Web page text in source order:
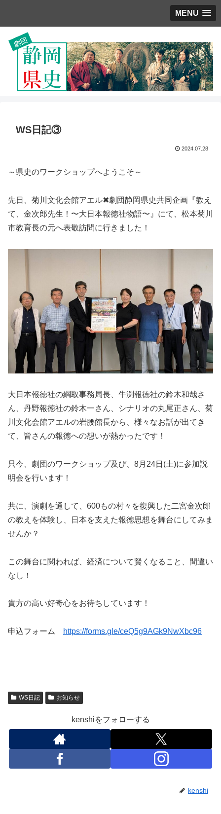
MENU
WS日記③
2024.07.28
～県史のワークショップへようこそ～
先日、菊川文化会館アエル✖劇団静岡県史共同企画『教え
て、金次郎先生！〜大日本報徳社物語〜』にて、松本菊川
市教育長の元へ表敬訪問に行きました！
大日本報徳社の綱取事務局長、牛渕報徳社の鈴木和哉さ
ん、丹野報徳社の鈴木一さん、シナリオの丸尾正さん、菊
川文化会館アエルの岩腰館長から、様々なお話が出てき
て、皆さんの報徳への想いが熱かったです！
只今、劇団のワークショップ及び、8月24日(土)に参加説
明会を行います！
共に、演劇を通して、600もの村々を復興した二宮金次郎
の教えを体験し、日本を支えた報徳思想を舞台にしてみま
せんか？
この舞台に関われば、経済について賢くなること、間違い
なし！
貴方の高い好奇心をお待ちしています！
申込フォーム https://forms.gle/ceQ5g9AGk9NwXbc96
WS日記 お知らせ
kenshiをフォローする
kenshi